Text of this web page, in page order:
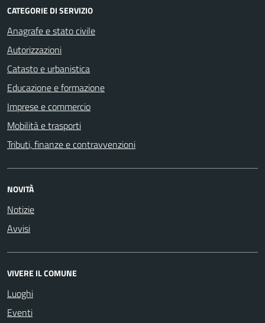
CATEGORIE DI SERVIZIO
Anagrafe e stato civile
Autorizzazioni
Catasto e urbanistica
Educazione e formazione
Imprese e commercio
Mobilità e trasporti
Tributi, finanze e contravvenzioni
NOVITÀ
Notizie
Avvisi
VIVERE IL COMUNE
Luoghi
Eventi